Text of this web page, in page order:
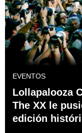
EVENTOS
Lollapalooza
The XX le
edición